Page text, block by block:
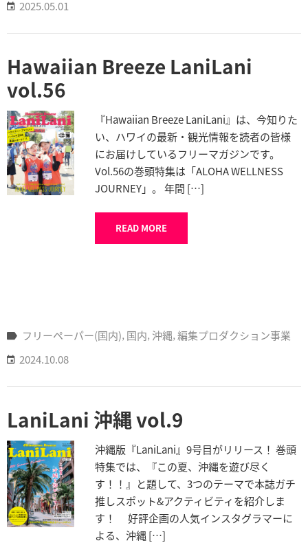
2025.05.01
Hawaiian Breeze LaniLani
vol.56
『Hawaiian Breeze LaniLani』は、今知りた
い、ハワイの最新・観光情報を読者の皆様
にお届けしているフリーマガジンです。
Vol.56の巻頭特集は「ALOHA WELLNESS
JOURNEY」。 年間 […]
READ MORE
フリーペーパー(国内)‚ 国内‚ 沖縄‚編集プロダクション事業
2024.10.08
LaniLani 沖縄 vol.9
沖縄版『LaniLani』9号目がリリース！ 巻頭
特集では、『この夏、沖縄を遊び尽く
す！！』と題して、3つのテーマで本誌ガチ
推しスポット&アクティビティを紹介しま
す！ 好評企画の人気インスタグラマーに
よる、沖縄 […]